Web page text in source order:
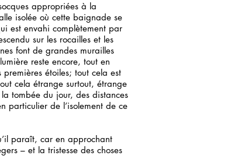
appropriées à la
isolée où cette baignade se
est envahi complètement par
sur les rocailles et les
font de grandes murailles
reste encore, tout en
étoiles; tout cela est
cela étrange surtout, étrange
tombée du jour, des distances
particulier de l’isolement de ce
paraît, car en approchant
– et la tristesse des choses